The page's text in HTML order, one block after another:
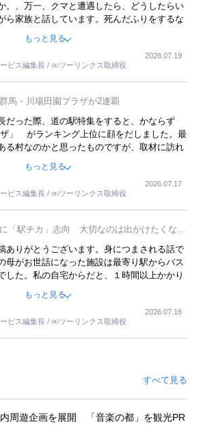
。、万一、クマと遭遇したら、どうしたらい
ら家族と話しています。死んだふりをするな
えません。そんな中で、この企画展はタイム
もっと見る
ビス編集長 / ㈱ツーリンクス取締役
2026.07.19
馬・川場田園プラザが2連覇
だった際、道の駅特集をすると、かならず
ザ」 がランキング上位に顔をだしました。最
村なのかと思ったものですが、取材に訪れ
ューしたら、興味深い話が次々が飛び出しま
、今でも思い出すことが２つあります。一つ
ニーランドを見学させ、サービス業、接客業
ていることです。 もう一つは1800円もする
販売するにあたり、社内に懸念もあったそう
場に都内ナンバーの高級外車が停まっている
品でも売れると確信したそうです。今回の記
。
もっと見る
ビス編集長 / ㈱ツーリンクス取締役
2026.07.17
「駅チカ」志向 大切なのは出かけたくなる
りがとうございます。身につまされる話で
母がお世話になった施設は最寄り駅からバス
した。私の自宅からだと、１時間以上かかり
近いという理由で、その施設を選択したので
、半日仕事ででした。シニアの住まい選び
世話をする家族の足の便も考えない外池ない
もっと見る
ビス編集長 / ㈱ツーリンクス取締役
2026.07.16
すべて見る
周遊企画を展開 「音楽の都」を観光PR